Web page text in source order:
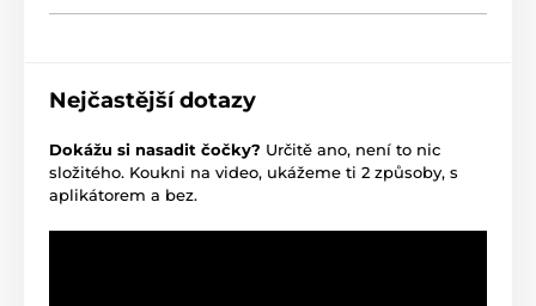
Nejčastější dotazy
Dokážu si nasadit čočky? Určitě ano, není to nic
složitého. Koukni na video, ukážeme ti 2 způsoby, s
aplikátorem a bez.